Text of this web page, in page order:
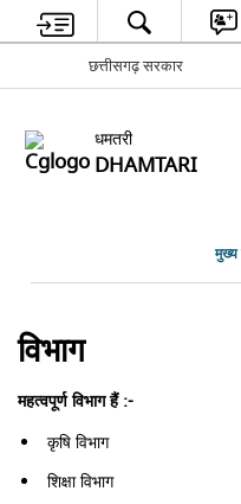
छत्तीसगढ़ सरकार
धमतरी
DHAMTARI
मुख्य
विभाग
महत्वपूर्ण विभाग हैं :-
कृषि विभाग
शिक्षा विभाग